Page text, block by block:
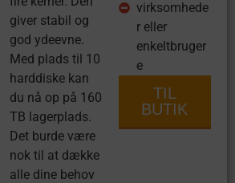
giver stabil og
god ydeevne.
Med plads til 10
harddiske kan
du nå op på 160
TB lagerplads.
Det burde være
nok til at dække
alle dine behov
virksomhede
r eller
enkeltbruger
e
TIL
BUTIK